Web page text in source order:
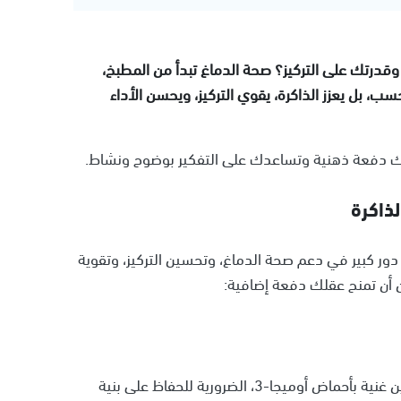
على التركيز؟ صحة الدماغ تبدأ من المطبخ،
بل يعزز الذاكرة، يقوي التركيز، ويحسن الأداء
دفعة ذهنية وتساعدك على التفكير بوضوح ونشاط.
كبير في دعم صحة الدماغ، وتحسين التركيز، وتقوية
أن تمنح عقلك دفعة إضافية:
تعتبر الأسماك الدهنية مثل السلمون، الماكريل، والسردين غنية بأحماض أوميجا-3، الضرورية للحفاظ على بنية